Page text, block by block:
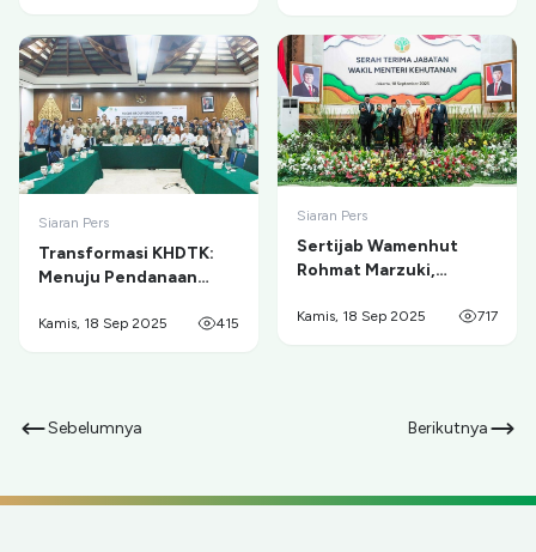
Siaran Pers
Transformasi KHDTK:
Menuju Pendanaan
Pengelolaan Mandiri
Kamis, 18 Sep 2025 415
Siaran Pers
Sertijab Wamenhut
Rohmat Marzuki,
Bersama Pastikan Asta
Kamis, 18 Sep 2025 717
Sebelumnya Berikutnya